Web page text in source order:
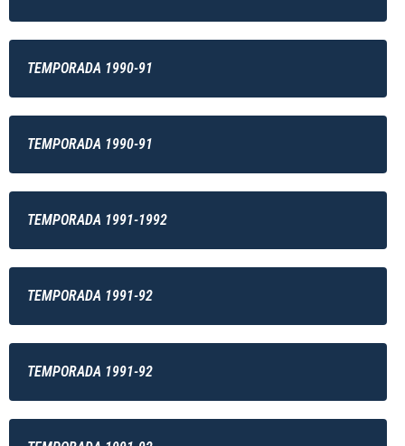
TEMPORADA 1990-91
TEMPORADA 1990-91
TEMPORADA 1991-1992
TEMPORADA 1991-92
TEMPORADA 1991-92